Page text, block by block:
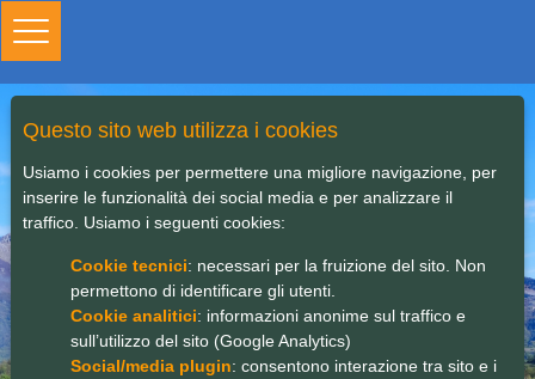
Toggle
Questo sito web utilizza i cookies
Usiamo i cookies per permettere una migliore navigazione, per
inserire le funzionalità dei social media e per analizzare il
traffico. Usiamo i seguenti cookies:
Cookie tecnici: necessari per la fruizione del sito. Non
permettono di identificare gli utenti.
Cookie analitici: informazioni anonime sul traffico e
sull’utilizzo del sito (Google Analytics)
Social/media plugin: consentono interazione tra sito e i